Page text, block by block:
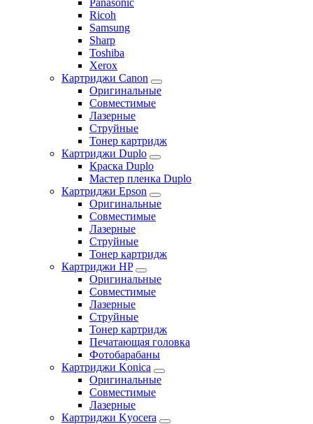
Panasonic
Ricoh
Samsung
Sharp
Toshiba
Xerox
Картриджи Canon
Оригинальные
Совместимые
Лазерные
Струйные
Тонер картридж
Картриджи Duplo
Краска Duplo
Мастер пленка Duplo
Картриджи Epson
Оригинальные
Совместимые
Лазерные
Струйные
Тонер картридж
Картриджи HP
Оригинальные
Совместимые
Лазерные
Струйные
Тонер картридж
Печатающая головка
Фотобарабаны
Картриджи Konica
Оригинальные
Совместимые
Лазерные
Картриджи Kyocera